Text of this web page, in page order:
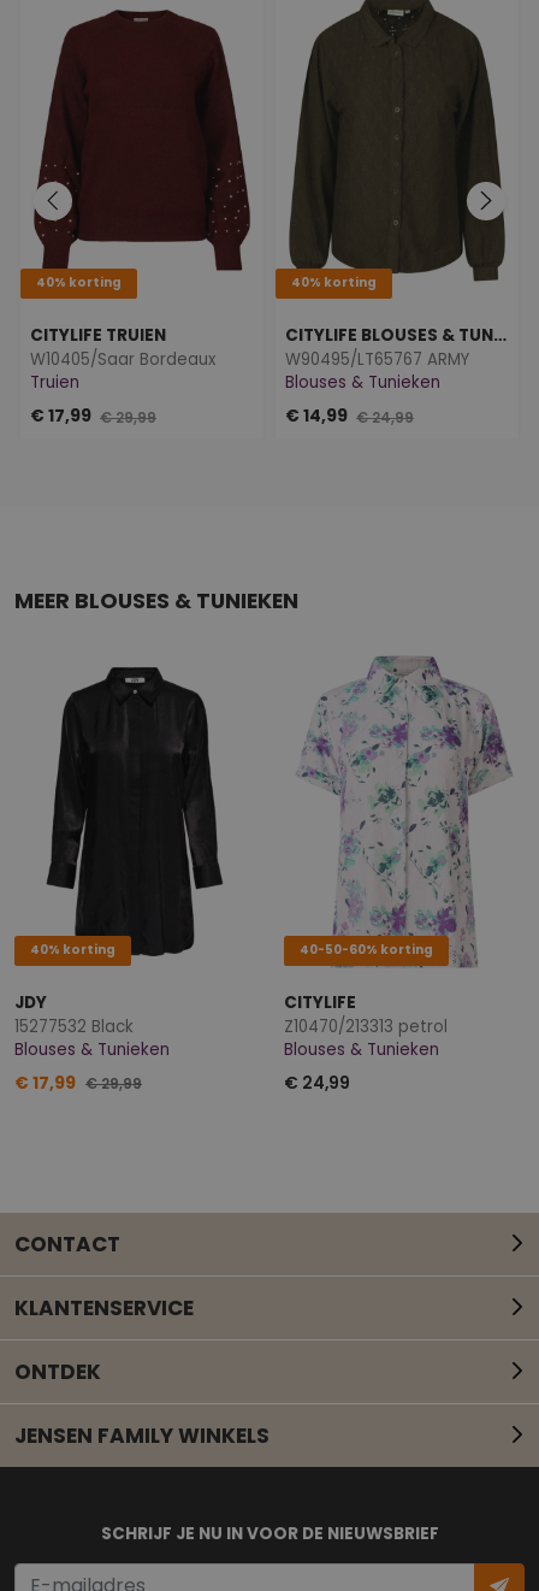
40% korting
CITYLIFE TRUIEN
W10405/Saar Bordeaux
Truien
€ 17,99 € 29,99
40% korting
CITYLIFE BLOUSES & TUNIEKEN
W90495/LT65767 ARMY
Blouses & Tunieken
€ 14,99 € 24,99
MEER BLOUSES & TUNIEKEN
40% korting
JDY
15277532 Black
Blouses & Tunieken
€ 17,99 € 29,99
40-50-60% korting
CITYLIFE
Z10470/213313 petrol
Blouses & Tunieken
€ 24,99
CONTACT
Mail onze klantenservice
KLANTENSERVICE
ONTDEK
JENSEN FAMILY WINKELS
SCHRIJF JE NU IN VOOR DE NIEUWSBRIEF